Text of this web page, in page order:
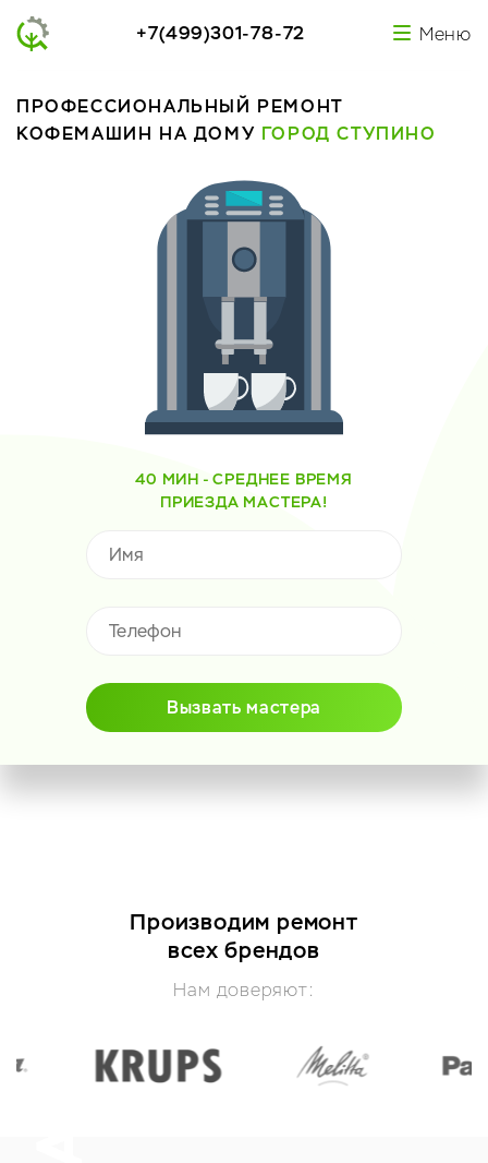
+7(499)301-78-72 Меню
ПРОФЕССИОНАЛЬНЫЙ РЕМОНТ
КОФЕМАШИН НА ДОМУ ГОРОД СТУПИНО
40 МИН - СРЕДНЕЕ ВРЕМЯ
ПРИЕЗДА МАСТЕРА!
Вызвать мастера
Производим ремонт
всех брендов
Нам доверяют: